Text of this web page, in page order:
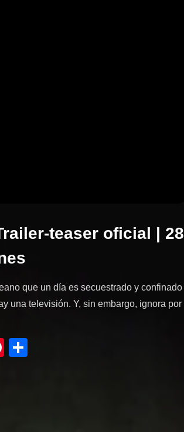
teaser oficial | 28
que un día es secuestrado y confinado
una televisión. Y, sin embargo, ignora por
Pinterest